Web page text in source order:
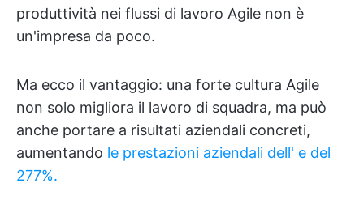
produttività nei flussi di lavoro Agile non è
un'impresa da poco.
Ma ecco il vantaggio: una forte cultura Agile
non solo migliora il lavoro di squadra, ma può
anche portare a risultati aziendali concreti,
aumentando le prestazioni aziendali dell' e del
277%.